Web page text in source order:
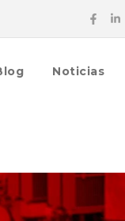
Noticias